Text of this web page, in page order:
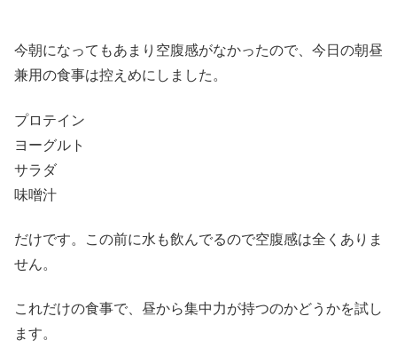
今朝になってもあまり空腹感がなかったので、今日の朝昼
兼用の食事は控えめにしました。
プロテイン
ヨーグルト
サラダ
味噌汁
だけです。この前に水も飲んでるので空腹感は全くありま
せん。
これだけの食事で、昼から集中力が持つのかどうかを試し
ます。